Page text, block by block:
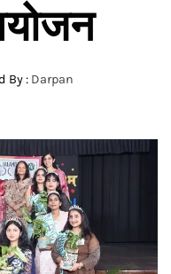
By : Darpan